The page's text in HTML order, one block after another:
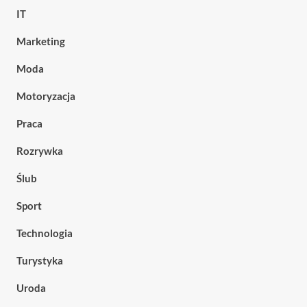
IT
Marketing
Moda
Motoryzacja
Praca
Rozrywka
Ślub
Sport
Technologia
Turystyka
Uroda